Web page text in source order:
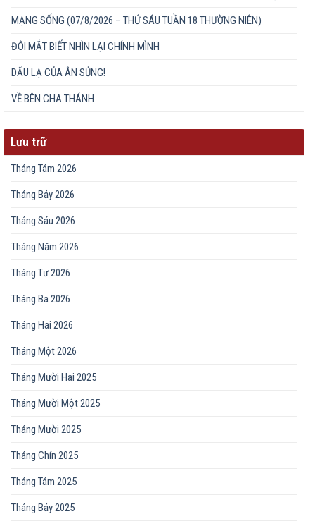
MẠNG SỐNG (07/8/2026 – THỨ SÁU TUẦN 18 THƯỜNG NIÊN)
ĐÔI MẮT BIẾT NHÌN LẠI CHÍNH MÌNH
DẤU LẠ CỦA ÂN SỦNG!
VỀ BÊN CHA THÁNH
Lưu trữ
Tháng Tám 2026
Tháng Bảy 2026
Tháng Sáu 2026
Tháng Năm 2026
Tháng Tư 2026
Tháng Ba 2026
Tháng Hai 2026
Tháng Một 2026
Tháng Mười Hai 2025
Tháng Mười Một 2025
Tháng Mười 2025
Tháng Chín 2025
Tháng Tám 2025
Tháng Bảy 2025